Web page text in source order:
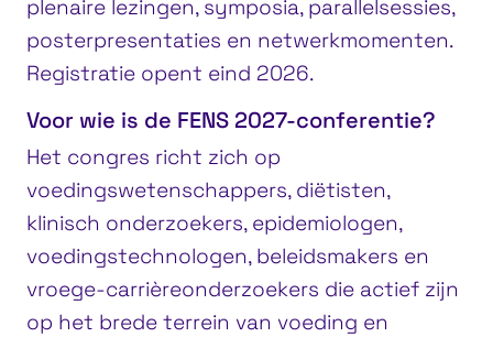
plenaire lezingen, symposia, parallelsessies,
posterpresentaties en netwerkmomenten.
Registratie opent eind 2026.
Voor wie is de FENS 2027-conferentie?
Het congres richt zich op
voedingswetenschappers, diëtisten,
klinisch onderzoekers, epidemiologen,
voedingstechnologen, beleidsmakers en
vroege-carrièreonderzoekers die actief zijn
op het brede terrein van voeding en